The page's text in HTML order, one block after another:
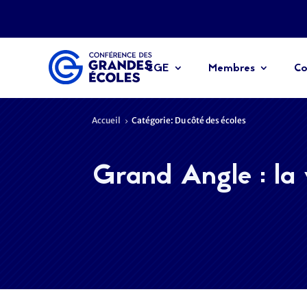
CGE Membres
Accueil 5 Catégorie: Du côté des écoles
Grand Angle : la